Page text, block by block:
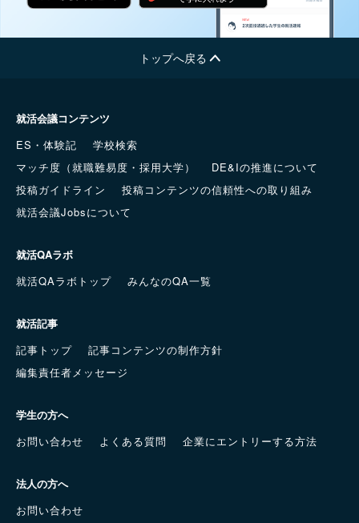
トップへ戻る
就活会議コンテンツ
ES・体験記
学校検索
マッチ度（就職難易度・採用大学）
DE&Iの推進について
投稿ガイドライン
投稿コンテンツの信頼性への取り組み
就活会議Jobsについて
就活QAラボ
就活QAラボトップ
みんなのQA一覧
就活記事
記事トップ
記事コンテンツの制作方針
編集責任者メッセージ
学生の方へ
お問い合わせ
よくある質問 企業にエントリーする方法
法人の方へ
お問い合わせ